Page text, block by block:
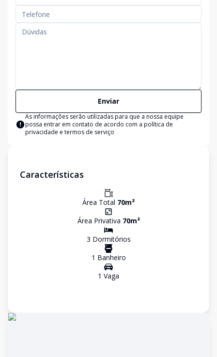
Enviar
As informações serão utilizadas para que a nossa equipe
possa entrar em contato de acordo com a política de
privacidade e termos de serviço
Características
Área Total 70m²
Área Privativa 70m²
3 Dormitórios
1 Banheiro
1 Vaga